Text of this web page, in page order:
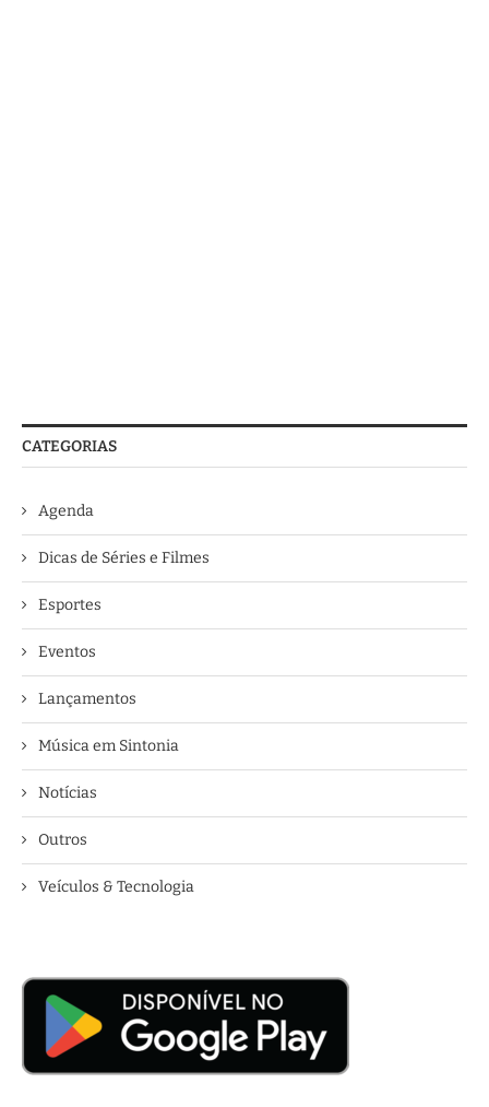
CATEGORIAS
Agenda
Dicas de Séries e Filmes
Esportes
Eventos
Lançamentos
Música em Sintonia
Notícias
Outros
Veículos & Tecnologia